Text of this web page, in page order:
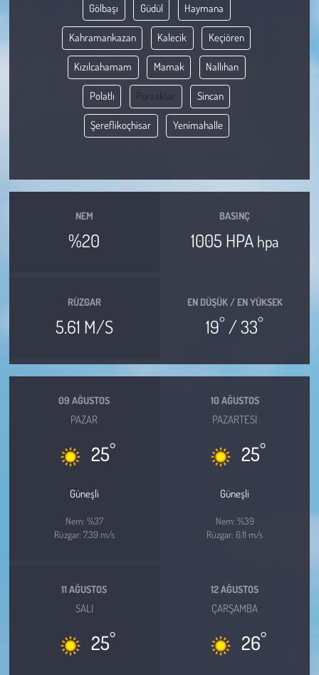
Gölbaşı Güdül Haymana
Kahramankazan Kalecik Keçiören
Kızılcahamam Mamak Nallıhan
Polatlı Pursaklar Sincan
Şereflikoçhisar Yenimahalle
NEM
%20
BASINÇ
1005 HPA hpa
RÜZGAR
5.61 M/S
EN DÜŞÜK / EN YÜKSEK
19° / 33°
09 AĞUSTOS
PAZAR
25°
Güneşli
Nem: %37
Rüzgar: 7.39 m/s
10 AĞUSTOS
PAZARTESI
25°
Güneşli
Nem: %39
Rüzgar: 6.11 m/s
11 AĞUSTOS
SALI
25°
12 AĞUSTOS
ÇARŞAMBA
26°
Günün İçinden
Vefat İlanları
Tarım
Son Dakika